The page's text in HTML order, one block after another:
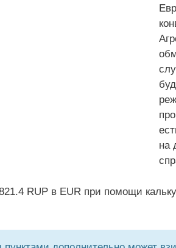
на
RUP в EUR при помощи